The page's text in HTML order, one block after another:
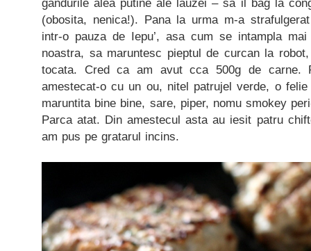
gandurile alea putine ale lauzei – sa il bag la
(obosita, nenica!). Pana la urma m-a
intr-o pauza de Iepu’, asa cum se intampla
noastra, sa maruntesc pieptul de curcan la
tocata. Cred ca am avut cca 500g de carne.
amestecat-o cu un ou, nitel patrujel verde, o
maruntita bine bine, sare, piper, nomu smokey
Parca atat. Din amestecul asta au iesit patru
am pus pe gratarul incins.